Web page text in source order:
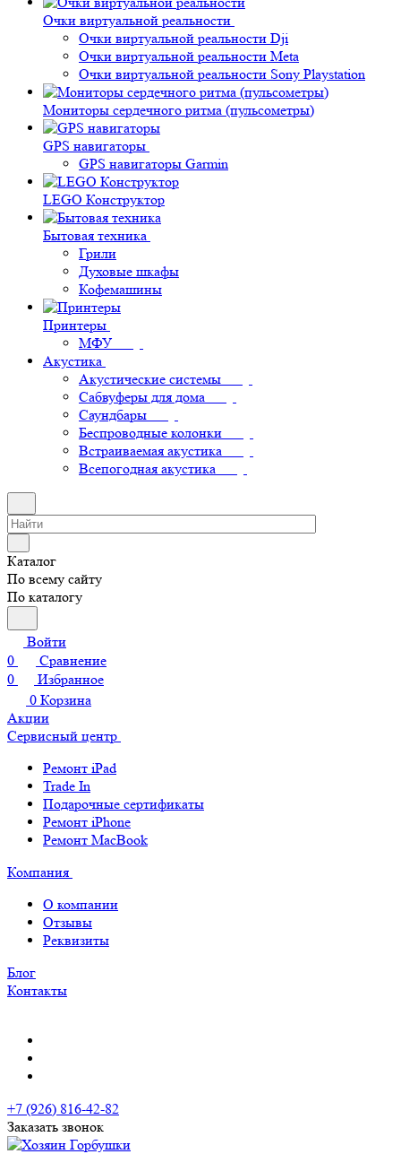
Очки виртуальной реальности
Очки виртуальной реальности Dji
Очки виртуальной реальности Meta
Очки виртуальной реальности Sony Playstation
Мониторы сердечного ритма (пульсометры)
GPS навигаторы
GPS навигаторы Garmin
LEGO Конструктор
Бытовая техника
Грили
Духовые шкафы
Кофемашины
Принтеры
МФУ
Акустика
Акустические системы
Сабвуферы для дома
Саундбары
Беспроводные колонки
Встраиваемая акустика
Всепогодная акустика
Каталог
По всему сайту
По каталогу
Войти
0
Сравнение
0
Избранное
0 Корзина
Акции
Сервисный центр
Ремонт iPad
Trade In
Подарочные сертификаты
Ремонт iPhone
Ремонт MacBook
Компания
О компании
Отзывы
Реквизиты
Блог
Контакты
+7 (926) 816-42-82
Заказать звонок